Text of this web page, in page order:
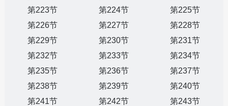
第223节
第224节
第225节
第226节
第227节
第228节
第229节
第230节
第231节
第232节
第233节
第234节
第235节
第236节
第237节
第238节
第239节
第240节
第241节
第242节
第243节